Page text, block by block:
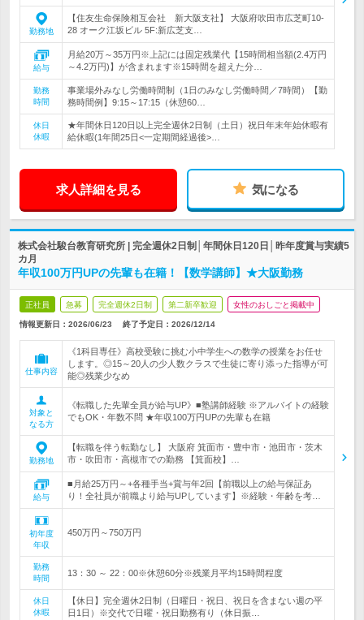
勤務地
【住友生命保険相互会社 新大阪支社】 大阪府吹田市広芝町10-
28 オーク江坂ビル 5F:新広芝支…
給与
月給20万～35万円※上記には固定残業代【15時間相当額(2.4万円
～4.2万円)】が含まれます※15時間を超えた分…
勤務
時間
事業場外みなし労働時間制（1日のみなし労働時間／7時間）【勤
務時間例】9:15～17:15（休憩60…
休日
休暇
★年間休日120日以上完全週休2日制（土日）祝日年末年始休暇有
給休暇(1年間25日<一定期間経過後>…
求人詳細を見る 気になる
株式会社駿台教育研究所 | 完全週休2日制│年間休日120日│昨年度賞与実績5
カ月
年収100万円UPの先輩も在籍！【数学講師】★大阪勤務
正社員 急募 完全週休2日制 第二新卒歓迎 女性のおしごと掲載中
情報更新日：2026/06/23 終了予定日： 2026/12/14
仕事内容
《1科目専任》高校受験に挑む小中学生への数学の授業をお任せ
します。◎15～20人の少人数クラスで生徒に寄り添った指導が可
能◎残業少なめ
対象と
なる方
《転職した先輩全員が給与UP》■塾講師経験 ※アルバイトの経験
でもOK・年数不問 ★年収100万円UPの先輩も在籍
勤務地
【転職を伴う転勤なし】 大阪府 箕面市・豊中市・池田市・茨木
市・吹田市・高槻市での勤務 【箕面校】…
給与
■月給25万円～+各種手当+賞与年2回【前職以上の給与保証あ
り！全社員が前職より給与UPしています】※経験・年齢を考…
初年度
年収
450万円～750万円
勤務
時間
13：30 ～ 22：00※休憩60分※残業月平均15時間程度
休日
休暇
【休日】完全週休2日制（日曜日・祝日、祝日を含まない週の平
日1日）※交代で日曜・祝日勤務有り（休日振…